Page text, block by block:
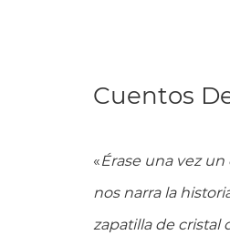
Cuentos
«Érase una vez
nos narra la
zapatilla de cristal